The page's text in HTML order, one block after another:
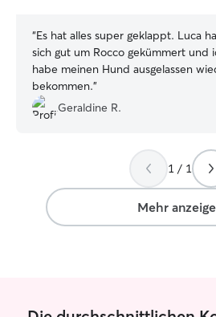
“Es hat alles super geklappt. Luca
sich gut um Rocco gekümmert und
habe meinen Hund ausgelassen
bekommen.”
Geraldine R.
1 / 1
Mehr